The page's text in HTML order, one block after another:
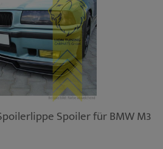
Spoiler für BMW M3